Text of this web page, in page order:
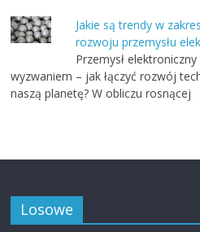
Jakie są trendy w
rozwoju przemysłu
Przemysł
wyzwaniem – jak łączyć rozwój
naszą planetę? W obliczu rosnącej
Losowe